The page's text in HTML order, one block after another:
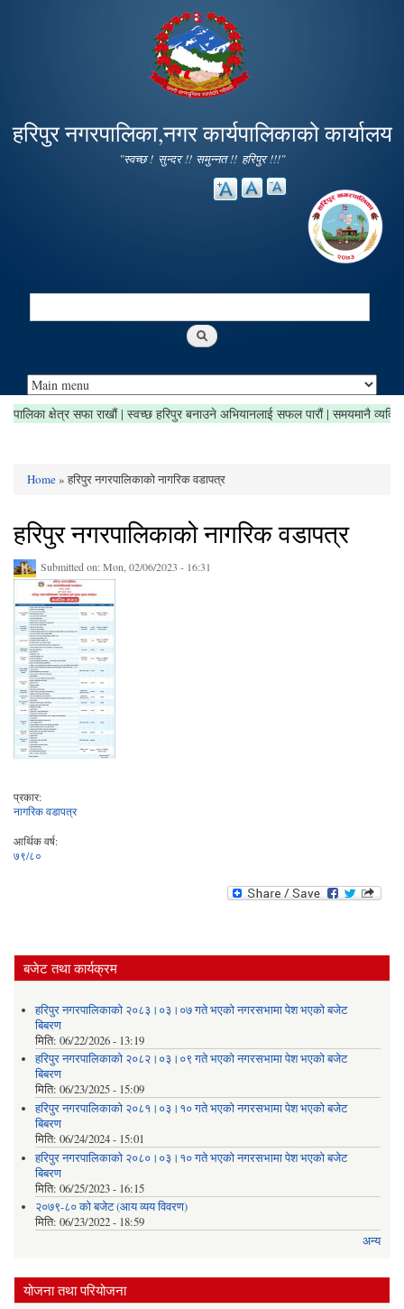
main
content
हरिपुर नगरपालिका,नगर कार्यपालिकाको कार्यालय
"स्वच्छ ! सुन्दर !! समुन्नत !! हरिपुर !!!"
Search
| नगरपालिका क्षेत्र सफा राखौं | स्वच्छ हरिपुर बनाउने अभियानलाई सफल पारौं | समयमानै
You are here
Home» हरिपुर नगरपालिकाको नागरिक वडापत्र
हरिपुर नगरपालिकाको नागरिक वडापत्र
Submitted on:Mon, 02/06/2023 - 16:31
प्रकार:
नागरिक वडापत्र
आर्थिक वर्ष:
७९/८०
बजेट तथा कार्यक्रम
हरिपुर नगरपालिकाको २०८३।०३।०७ गते भएको नगरसभामा पेश भएको बजेट
बिबरण
मिति: 06/22/2026 - 13:19
हरिपुर नगरपालिकाको २०८२।०३।०९ गते भएको नगरसभामा पेश भएको बजेट
बिबरण
मिति: 06/23/2025 - 15:09
हरिपुर नगरपालिकाको २०८१।०३।१० गते भएको नगरसभामा पेश भएको बजेट
बिबरण
मिति: 06/24/2024 - 15:01
हरिपुर नगरपालिकाको २०८०।०३।१० गते भएको नगरसभामा पेश भएको बजेट
बिबरण
मिति: 06/25/2023 - 16:15
२०७९-८० को बजेट (आय व्यय विवरण)
मिति: 06/23/2022 - 18:59
अन्य
योजना तथा परियोजना